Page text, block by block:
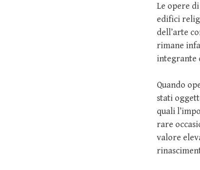
Le opere
edifici
dell’arte
rimane
integrante
Quando
stati
quali
rare
valore